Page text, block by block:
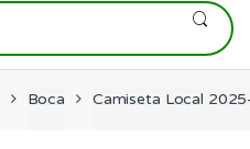
Boca Camiseta Local